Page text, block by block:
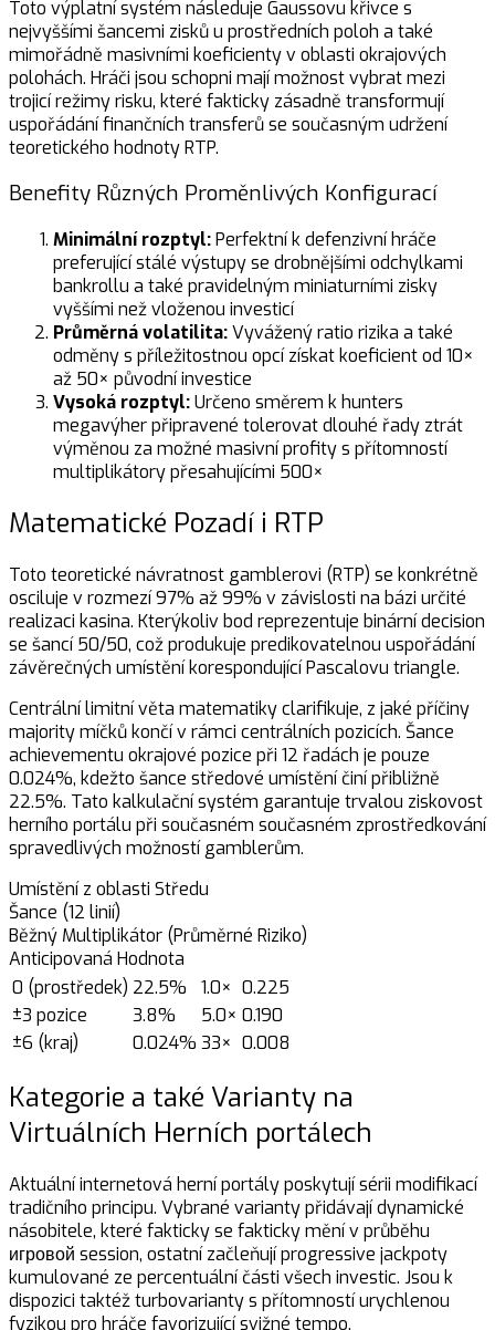
Toto výplatní systém následuje Gaussovu křivce s
nejvyššími šancemi zisků u prostředních poloh a také
mimořádně masivními koeficienty v oblasti okrajových
polohách. Hráči jsou schopni mají možnost vybrat mezi
trojicí režimy risku, které fakticky zásadně transformují
uspořádání finančních transferů se současným udržení
teoretického hodnoty RTP.
Benefity Různých Proměnlivých Konfigurací
Minimální rozptyl:Perfektní k defenzivní hráče
preferující stálé výstupy se drobnějšími odchylkami
bankrollu a také pravidelným miniaturními zisky
vyššími než vloženou investicí
Průměrná volatilita:Vyvážený ratio rizika a také
odměny s příležitostnou opcí získat koeficient od 10×
až 50× původní investice
Vysoká rozptyl:Určeno směrem k hunters
megavýher připravené tolerovat dlouhé řady ztrát
výměnou za možné masivní profity s přítomností
multiplikátory přesahujícími 500×
Matematické Pozadí i RTP
Toto teoretické návratnost gamblerovi (RTP) se konkrétně
osciluje v rozmezí 97% až 99% v závislosti na bázi určité
realizaci kasina. Kterýkoliv bod reprezentuje binární decision
se šancí 50/50, což produkuje predikovatelnou uspořádání
závěrečných umístění korespondující Pascalovu triangle.
Centrální limitní věta matematiky clarifikuje, z jaké příčiny
majority míčků končí v rámci centrálních pozicích. Šance
achievementu okrajové pozice při 12 řadách je pouze
0.024%, kdežto šance středové umístění činí přibližně
22.5%. Tato kalkulační systém garantuje trvalou ziskovost
herního portálu při současném současném zprostředkování
spravedlivých možností gamblerům.
Umístění z oblasti Středu
Šance (12 linií)
Běžný Multiplikátor (Průměrné Riziko)
Anticipovaná Hodnota
0 (prostředek) 22.5% 1.0× 0.225
±3 pozice
3.8% 5.0× 0.190
±6 (kraj)
0.024% 33× 0.008
Kategorie a také Varianty na
Virtuálních Herních portálech
Aktuální internetová herní portály poskytují sérii modifikací
tradičního principu. Vybrané varianty přidávají dynamické
násobitele, které fakticky se fakticky mění v průběhu
игровой session, ostatní začleňují progressive jackpoty
kumulované ze percentuální části všech investic. Jsou k
dispozici taktéž turbovarianty s přítomností urychlenou
fyzikou pro hráče favorizující svižné tempo.